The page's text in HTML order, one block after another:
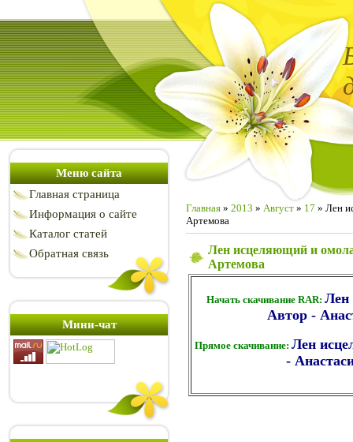
Меню сайта
Главная страница
Информация о сайте
Каталог статей
Обратная связь
Мини-чат
Главная » 2013 » Август » 17 » Лен
Артемова
Лен исцеляющий и
Артемова
Начать скачивание RAR: Лен
Автор -
Прямое скачивание: Лен
-